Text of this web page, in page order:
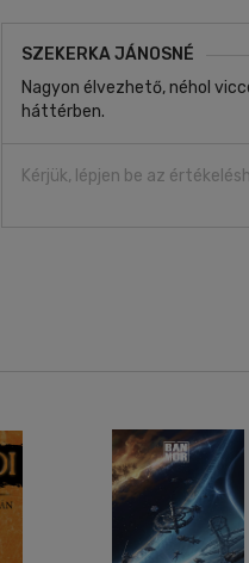
SZEKERKA JÁNOSNÉ
Nagyon élvezhető, néhol
háttérben.
Kérjük, lépjen be az